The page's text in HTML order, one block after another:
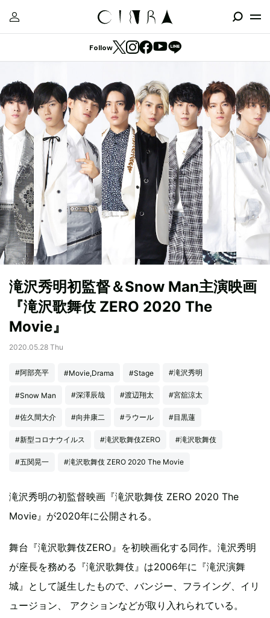
Follow
滝沢秀明初監督＆Snow Man主演映画
『滝沢歌舞伎 ZERO 2020 The
Movie』
2020.05.28 Thu
#阿部亮平 #Movie,Drama #Stage #滝沢秀明
#Snow Man #深澤辰哉 #渡辺翔太 #宮舘涼太
#佐久間大介 #向井康二 #ラウール #目黒蓮
#新型コロナウイルス #滝沢歌舞伎ZERO #滝沢歌舞伎
#五関晃一 #滝沢歌舞伎 ZERO 2020 The Movie
滝沢秀明の初監督映画『滝沢歌舞伎 ZERO 2020 The
Movie』が2020年に公開される。
舞台『滝沢歌舞伎ZERO』を初映画化する同作。滝沢秀明
が座長を務める『滝沢歌舞伎』は2006年に『滝沢演舞
城』として誕生したもので、バンジー、フライング、イリ
ュージョン、 アクションなどが取り入れられている。